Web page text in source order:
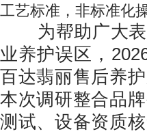
工艺标准，非标准化
为帮助广大表
业养护误区，
百达翡丽售后养
本次调研整合品
测试、设备资质